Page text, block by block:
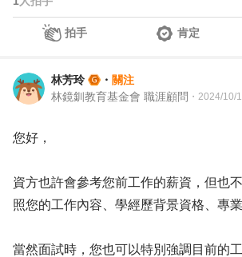
拍手 肯定
林芳玲 ・ 關注
林鏡釧教育基金會 職涯顧問 ・ 2024/10/
您好，
資方也許會參考您前工作的薪資，但也
照您的工作內容、學經歷背景資格、專
當然面試時，您也可以特別強調目前的